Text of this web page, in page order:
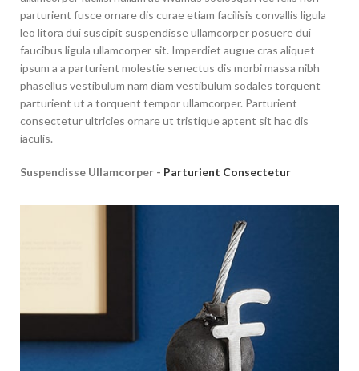
parturient fusce ornare dis curae etiam facilisis convallis ligula
leo litora dui suscipit suspendisse ullamcorper posuere dui
faucibus ligula ullamcorper sit. Imperdiet augue cras aliquet
ipsum a a parturient molestie senectus dis morbi massa nibh
phasellus vestibulum nam diam vestibulum sodales torquent
parturient ut a torquent tempor ullamcorper. Parturient
consectetur ultricies ornare ut tristique aptent sit hac dis
iaculis.
Suspendisse Ullamcorper - Parturient Consectetur